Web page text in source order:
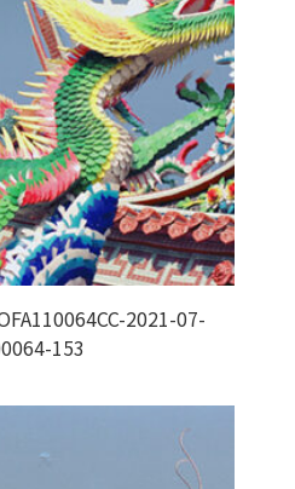
2021-07-
153